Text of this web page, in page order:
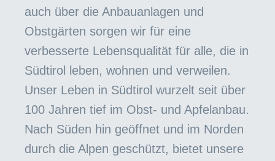
auch über die Anbauanlagen und
Obstgärten sorgen wir für eine
verbesserte Lebensqualität für alle, die in
Südtirol leben, wohnen und verweilen.
Unser Leben in Südtirol wurzelt seit über
100 Jahren tief im Obst- und Apfelanbau.
Nach Süden hin geöffnet und im Norden
durch die Alpen geschützt, bietet unsere